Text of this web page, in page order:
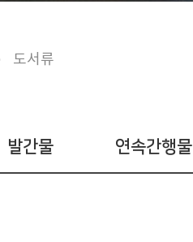
도서류
발간물 연속간행물